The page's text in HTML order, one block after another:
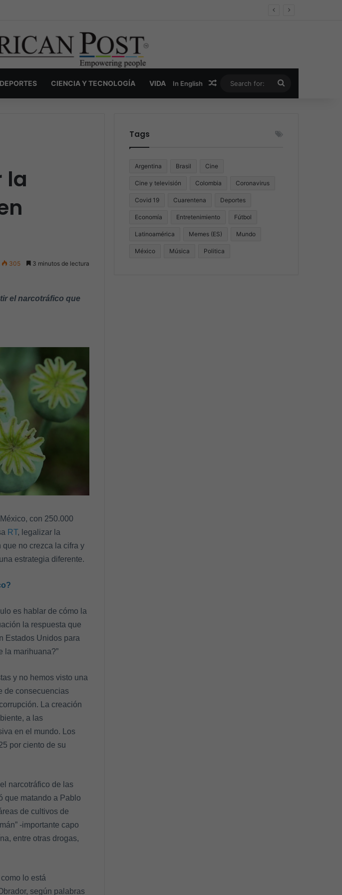
secreta por la verdad, el poder y la nueva economía de la droga
DEPORTES CIENCIA Y TECNOLOGÍA VIDA In English Random Article
for:
la
305 3 minutos de lectura
el narcotráfico que
con 250.000
RT, legalizar la
no crezca la cifra y
estrategia diferente.
es hablar de cómo la
la respuesta que
Estados Unidos para
la marihuana?”
y no hemos visto una
de consecuencias
La creación
a las
en el mundo. Los
por ciento de su
narcotráfico de las
que matando a Pablo
de cultivos de
-importante capo
entre otras drogas,
lo está
según palabras
Tags
Argentina Brasil Cine
Cine y televisión Colombia Coronavirus
Covid 19 Cuarentena Deportes
Economía Entretenimiento Fútbol
Latinoamérica Memes (ES) Mundo
México Música Politica